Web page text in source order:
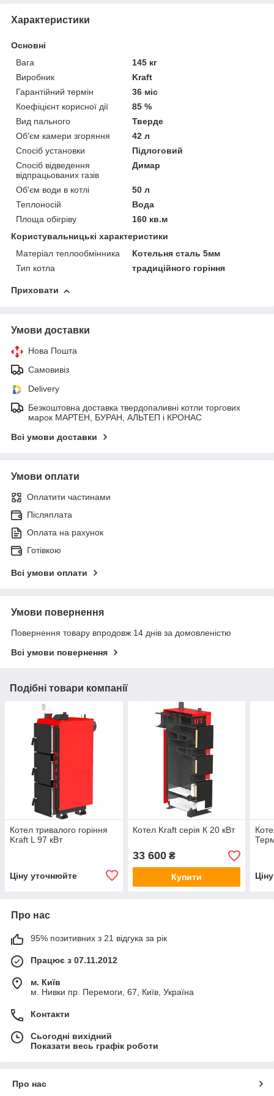
Характеристики
Основні
Вага
145 кг
Виробник
Kraft
Гарантійний термін
36 міс
Коефіцієнт корисної дії
85 %
Вид пального
Тверде
Об'єм камери згоряння
42 л
Спосіб установки
Підлоговий
Спосіб відведення
відпрацьованих газів
Димар
Об'єм води в котлі
50 л
Теплоносій
Вода
Площа обігріву
160 кв.м
Користувальницькі характеристики
Матеріал теплообмінника
Котельня сталь 5мм
Тип котла
традиційного горіння
Приховати
Умови доставки
Нова Пошта
Самовивіз
Delivery
Безкоштовна доставка твердопаливні котли торгових
марок МАРТЕН, БУРАН, АЛЬТЕП і КРОНАС
Всі умови доставки
Умови оплати
Оплатити частинами
Післяплата
Оплата на рахунок
Готівкою
Всі умови оплати
Умови повернення
Повернення товару впродовж 14 днів за домовленістю
Всі умови повернення
Подібні товари компанії
Котел тривалого горіння
Kraft L 97 кВт
Ціну уточнюйте
Котел Kraft серія К 20 кВт
33 600₴
Купити
Про нас
95% позитивних з 21 відгука за рік
Працює з 07.11.2012
м. Київ
м. Нивки пр. Перемоги, 67, Київ, Україна
Контакти
Сьогодні вихідний
Показати весь графік роботи
Про нас